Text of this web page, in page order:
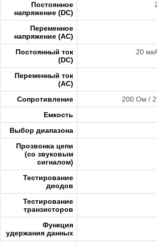
Постоянное
напряжение (DC)
Переменное
напряжение (AC)
Постоянный ток
(DC)
20
Переменный ток
(AC)
Сопротивление
200 Ом /
Емкость
Выбор диапазона
Прозвонка цепи
(со звуковым
сигналом)
Тестирование
диодов
Тестирование
транзисторов
Функция
удержания данных